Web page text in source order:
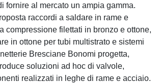
fornire al mercato un ampia gamma.
raccordi a saldare in rame e
compressione filettati in bronzo e ottone,
in ottone per tubi multistrato e sistemi
Bresciane Bonomi progetta,
soluzioni ad hoc di valvole,
realizzati in leghe di rame e acciaio.